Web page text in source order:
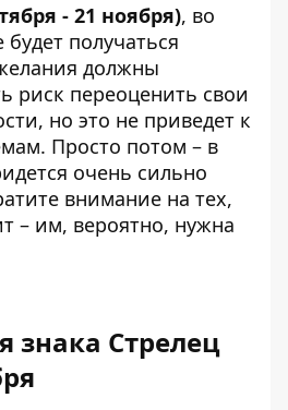
- 21 ноября), во
будет получаться
должны
риск переоценить свои
но это не приведет к
Просто потом – в
очень сильно
внимание на тех,
– им, вероятно, нужна
знака Стрелец